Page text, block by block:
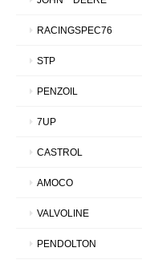
RACINGSPEC76
STP
PENZOIL
7UP
CASTROL
AMOCO
VALVOLINE
PENDOLTON